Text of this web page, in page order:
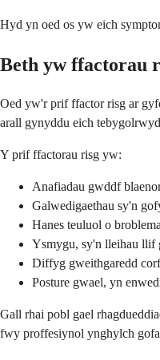
Hyd yn oed os yw eich
Beth yw ffactorau
Oed yw'r prif ffactor risg ar
arall gynyddu eich
Y prif ffactorau risg yw:
Anafiadau gwddf
Galwedigaethau sy'n
Hanes teuluol o
Ysmygu, sy'n lleihau llif
Diffyg gweithgaredd
Posture gwael, yn
Gall rhai pobl gael
fwy proffesiynol ynghylch